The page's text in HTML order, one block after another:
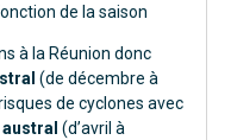
de la saison
à la Réunion donc
(de décembre à
de cyclones avec
(d’avril à